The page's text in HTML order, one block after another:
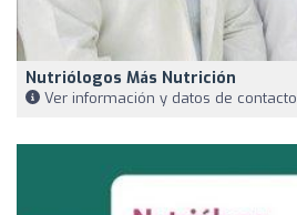
Nutriólogos Más Nutrición
Ver información y datos de contacto